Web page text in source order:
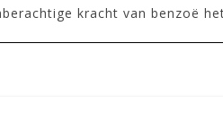
kracht van benzoë